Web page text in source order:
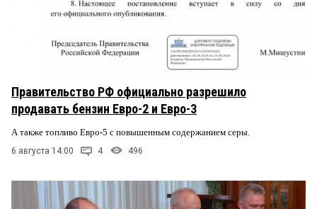
Правительство РФ официально разрешило
продавать бензин Евро-2 и Евро-3
А также топливо Евро-5 с повышенным содержанием серы.
6 августа 14:00 4 496